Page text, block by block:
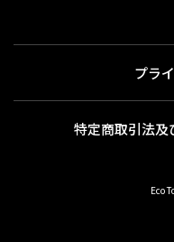
プラ
特定商取引法及
Eco